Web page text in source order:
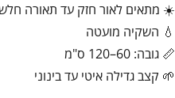
☀️ מתאים לאור חזק עד תאורה
💧 השקיה מועטה
📏 גובה: 60–120 ס"מ
🌱 קצב גדילה איטי עד בינוני